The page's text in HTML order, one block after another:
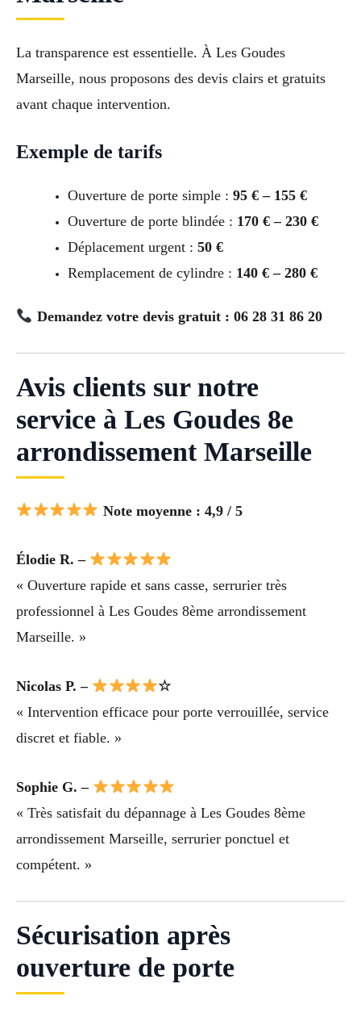
La transparence est essentielle. À Les Goudes
Marseille, nous proposons des devis clairs et gratuits
avant chaque intervention.
Exemple de tarifs
Ouverture de porte simple : 95 € – 155 €
Ouverture de porte blindée : 170 € – 230 €
Déplacement urgent : 50 €
Remplacement de cylindre : 140 € – 280 €
Demandez votre devis gratuit : 06 28 31 86 20
Avis clients sur notre
service à Les Goudes 8e
arrondissement Marseille
Note moyenne : 4,9 / 5
Élodie R. –
« Ouverture rapide et sans casse, serrurier très
professionnel à Les Goudes 8ème arrondissement
Marseille. »
Nicolas P. –
☆
« Intervention efficace pour porte verrouillée, service
discret et fiable. »
Sophie G. –
« Très satisfait du dépannage à Les Goudes 8ème
arrondissement Marseille, serrurier ponctuel et
compétent. »
Sécurisation après
ouverture de porte